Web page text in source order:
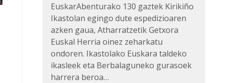
EuskarAbenturako 130 gaztek Kirikiño
Ikastolan egingo dute espedizioaren
azken gaua, Atharratzetik Getxora
Euskal Herria oinez zeharkatu
ondoren. Ikastolako Euskara taldeko
ikasleek eta Berbalaguneko gurasoek
harrera beroa…